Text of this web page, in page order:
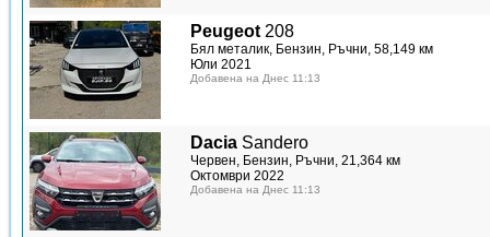
Peugeot 208
Бял металик, Бензин, Ръчни, 58,149 км
Юли 2021
Добавена на Днес 11:13
Dacia Sandero
Червен, Бензин, Ръчни, 21,364 км
Октомври 2022
Добавена на Днес 11:13